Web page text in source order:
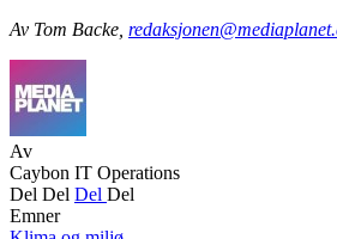
Av Tom Backe,
Av
Caybon IT Operations
Del Del Del Del
Emner